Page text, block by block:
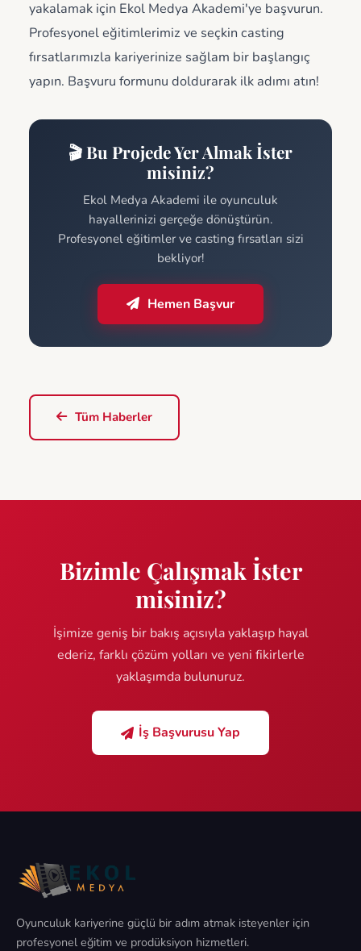
yakalamak için Ekol Medya Akademi'ye başvurun.
Profesyonel eğitimlerimiz ve seçkin casting
fırsatlarımızla kariyerinize sağlam bir başlangıç
yapın. Başvuru formunu doldurarak ilk adımı atın!
🎬 Bu Projede Yer Almak İster
misiniz?
Ekol Medya Akademi ile oyunculuk
hayallerinizi gerçeğe dönüştürün.
Profesyonel eğitimler ve casting fırsatları sizi
bekliyor!
Hemen Başvur
Tüm Haberler
Bizimle Çalışmak İster
misiniz?
İşimize geniş bir bakış açısıyla yaklaşıp hayal
ederiz, farklı çözüm yolları ve yeni fikirlerle
yaklaşımda bulunuruz.
İş Başvurusu Yap
Oyunculuk kariyerine güçlü bir adım atmak isteyenler için
profesyonel eğitim ve prodüksiyon hizmetleri.